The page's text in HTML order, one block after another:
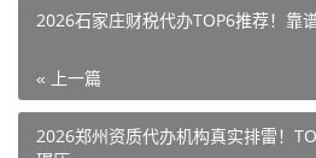
2026石家庄财税代办TOP6推荐！靠
« 上一篇
2026郑州资质代办机构真实排雷！